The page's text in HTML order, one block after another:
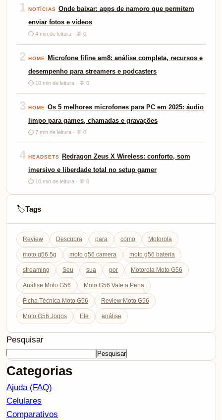
1 NOTÍCIAS Onde baixar: apps de namoro que permitem
enviar fotos e vídeos
⏱ 4 min de leitura · 💬 0
2 HOME
Microfone fifine am8: análise completa, recursos e
desempenho para streamers e podcasters
⏱ 10 min de leitura · 💬 0
3 HOME Os 5 melhores microfones para PC em 2025: áudio
limpo para games, chamadas e gravações
⏱ 7 min de leitura · 💬 0
4 HEADSETS
Redragon Zeus X Wireless: conforto, som
imersivo e liberdade total no setup gamer
⏱ 10 min de leitura · 💬 0
🏷️Tags
Review Descubra para como Motorola
moto g56 5g moto g56 camera moto g56 bateria
streaming Seu sua por Motorola Moto G56
Análise Moto G56 Moto G56 Vale a Pena
Ficha Técnica Moto G56 Review Moto G56
Moto G56 Jogos Ele análise
Pesquisar
Pesquisar
Categorias
Ajuda (FAQ)
Celulares
Comparativos